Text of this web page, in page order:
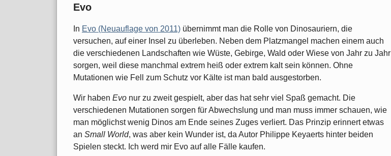
Evo
In Evo (Neuauflage von 2011) übernimmt man die Rolle von Dinosauriern, die
versuchen, auf einer Insel zu überleben. Neben dem Platzmangel machen einem auch
die verschiedenen Landschaften wie Wüste, Gebirge, Wald oder Wiese von Jahr zu Jahr
sorgen, weil diese manchmal extrem heiß oder extrem kalt sein können. Ohne
Mutationen wie Fell zum Schutz vor Kälte ist man bald ausgestorben.
Wir haben Evo nur zu zweit gespielt, aber das hat sehr viel Spaß gemacht. Die
verschiedenen Mutationen sorgen für Abwechslung und man muss immer schauen, wie
man möglichst wenig Dinos am Ende seines Zuges verliert. Das Prinzip erinnert etwas
an Small World, was aber kein Wunder ist, da Autor Philippe Keyaerts hinter beiden
Spielen steckt. Ich werd mir Evo auf alle Fälle kaufen.